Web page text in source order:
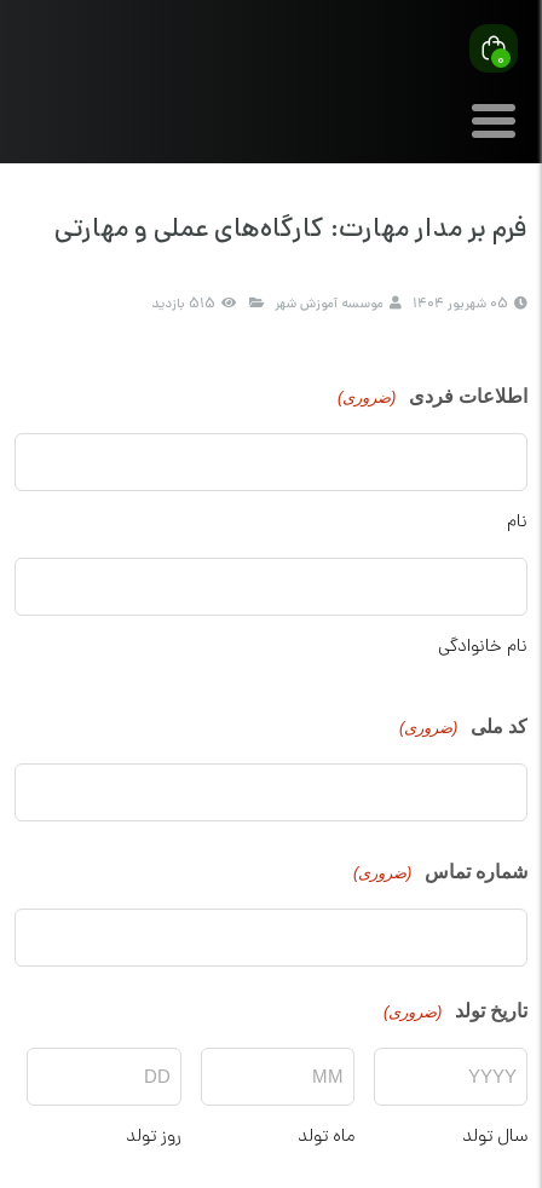
0
فرم بر مدار مهارت: کارگاه‌های عملی و مهارتی
05 شهریور 1404 موسسه آموزش شهر 515 بازدید
اطلاعات فردی (ضروری)
نام
نام خانوادگی
کد ملی (ضروری)
شماره تماس (ضروری)
تاریخ تولد (ضروری)
سال تولد ماه تولد روز تولد